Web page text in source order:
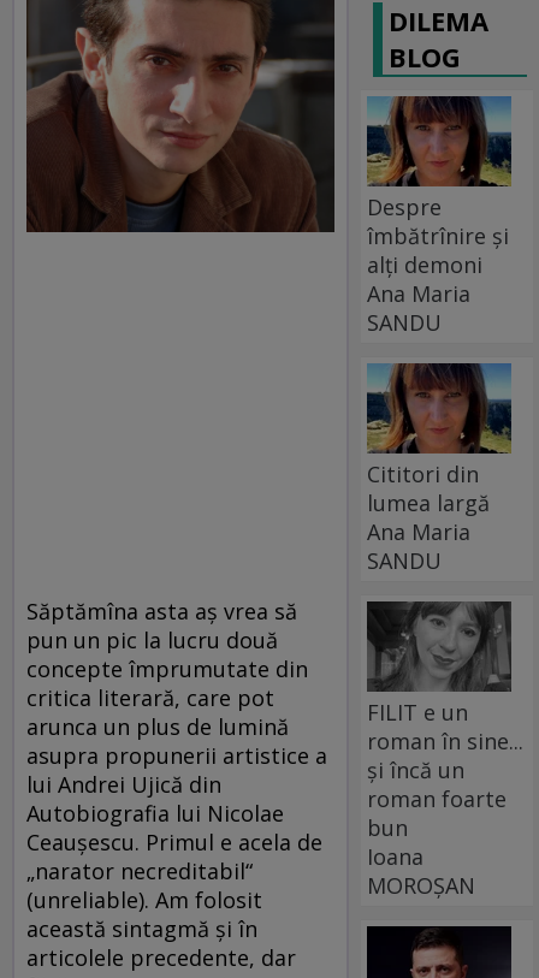
Săptămîna asta aş vrea să
pun un pic la lucru două
concepte împrumutate din
critica literară, care pot
arunca un plus de lumină
asupra propunerii artistice a
lui Andrei Ujică din
Autobiografia lui Nicolae
Ceauşescu. Primul e acela de
„narator necreditabil“
(unreliable). Am folosit
această sintagmă şi în
articolele precedente, dar
DILEMA
BLOG
Despre
îmbătrînire și
alți demoni
Ana Maria
SANDU
Cititori din
lumea largă
Ana Maria
SANDU
FILIT e un
roman în sine...
și încă un
roman foarte
bun
Ioana
MOROȘAN